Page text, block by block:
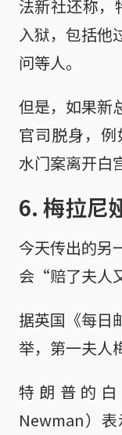
法新社还称，
入狱，包括他
问等人。
但是，如果新
官司脱身，
水门案离开白
6. 梅拉尼
今天传出的另
会“赔了夫人
据英国《每日
举，第一夫人
特朗普的白
Newman）